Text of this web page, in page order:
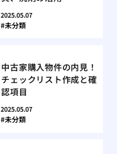
2025.05.07
未分類
中古家購入物件の内見！
チェックリスト作成と確
認項目
2025.05.07
未分類